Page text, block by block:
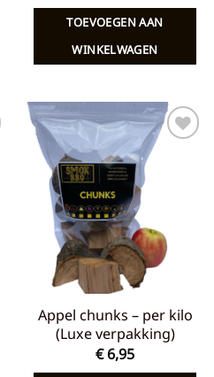
TOEVOEGEN AAN
WINKELWAGEN
Toevoegen
verlanglijst
Appel chunks – per kilo
(Luxe verpakking)
€6,95